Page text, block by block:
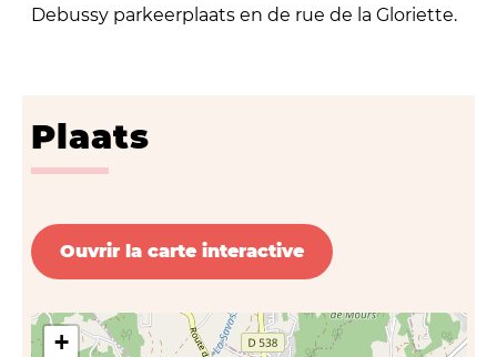
Debussy parkeerplaats en de rue de la Gloriette.
Plaats
Ouvrir la carte interactive
+